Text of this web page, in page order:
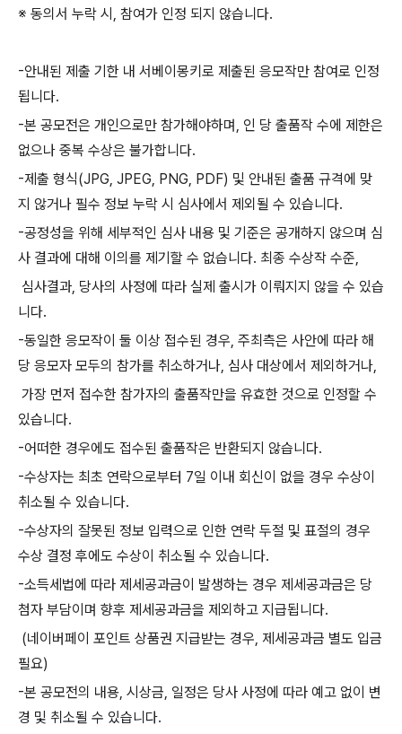
※ 동의서 누락 시 , 참여가 인정 되지 않습니다.
-안내된 제출 기한 내 서베이몽키로 제출된 응모작만 참여로 인정
됩니다.
-본 공모전은 개인으로만 참가해야하며, 인 당 출품작 수에 제한은
없으나 중복 수상은 불가합니다.
-제출 형식(JPG, JPEG, PNG, PDF) 및 안내된 출품 규격에 맞
지 않거나 필수 정보 누락 시 심사에서 제외될 수 있습니다.
-공정성을 위해 세부적인 심사 내용 및 기준은 공개하지 않으며 심
사 결과에 대해 이의를 제기할 수 없습니다. 최종 수상작 수준,
심사결과, 당사의 사정에 따라 실제 출시가 이뤄지지 않을 수 있습
니다.
-동일한 응모작이 둘 이상 접수된 경우, 주최측은 사안에 따라 해
당 응모자 모두의 참가를 취소하거나, 심사 대상에서 제외하거나,
가장 먼저 접수한 참가자의 출품작만을 유효한 것으로 인정할 수
있습니다.
-어떠한 경우에도 접수된 출품작은 반환되지 않습니다.
-수상자는 최초 연락으로부터 7일 이내 회신이 없을 경우 수상이
취소될 수 있습니다.
-수상자의 잘못된 정보 입력으로 인한 연락 두절 및 표절의 경우
수상 결정 후에도 수상이 취소될 수 있습니다.
-소득세법에 따라 제세공과금이 발생하는 경우 제세공과금은 당
첨자 부담이며 향후 제세공과금을 제외하고 지급됩니다.
(네이버페이 포인트 상품권 지급받는 경우, 제세공과금 별도 입금
필요)
-본 공모전의 내용, 시상금, 일정은 당사 사정에 따라 예고 없이 변
경 및 취소될 수 있습니다.